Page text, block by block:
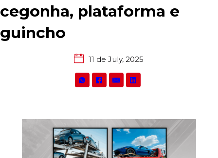
cegonha, plataforma e
guincho
11 de July, 2025